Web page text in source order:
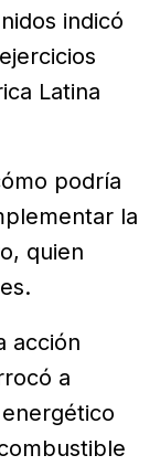
indicó
Latina
podría
la
quien
acción
a